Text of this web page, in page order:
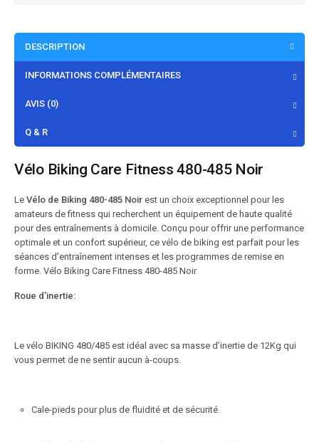
DESCRIPTION
INFORMATIONS COMPLÉMENTAIRES
AVIS (0)
Q & R
Vélo Biking Care Fitness 480-485 Noir
Le Vélo de Biking 480-485 Noir est un choix exceptionnel pour les
amateurs de fitness qui recherchent un équipement de haute qualité
pour des entraînements à domicile. Conçu pour offrir une performance
optimale et un confort supérieur, ce vélo de biking est parfait pour les
séances d’entraînement intenses et les programmes de remise en
forme. Vélo Biking Care Fitness 480-485 Noir
Roue d’inertie:
Le vélo BIKING 480/485 est idéal avec sa masse d’inertie de 12Kg qui
vous permet de ne sentir aucun à-coups.
Cale-pieds pour plus de fluidité et de sécurité.